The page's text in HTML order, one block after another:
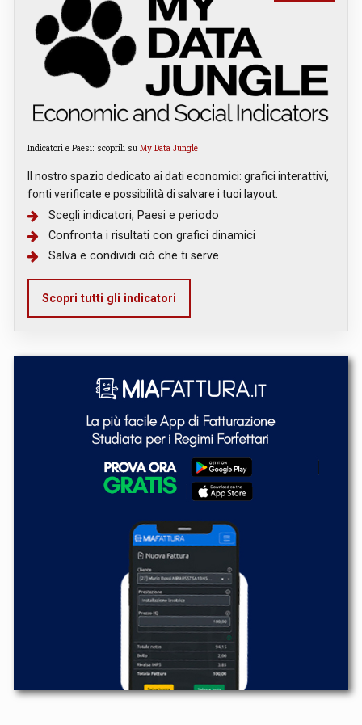
Indicatori e Paesi: scoprili su My Data Jungle
Il nostro spazio dedicato ai dati economici: grafici interattivi,
fonti verificate e possibilità di salvare i tuoi layout.
Scegli indicatori, Paesi e periodo
Confronta i risultati con grafici dinamici
Salva e condividi ciò che ti serve
Scopri tutti gli indicatori